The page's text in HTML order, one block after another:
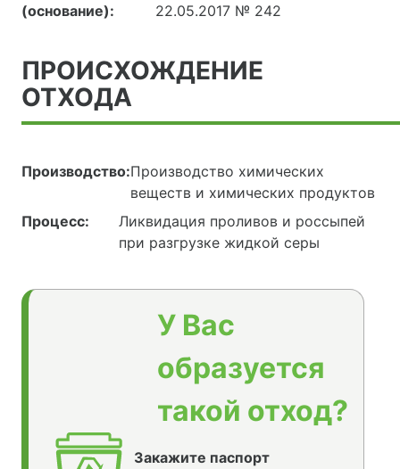
(основание):
22.05.2017 № 242
ПРОИСХОЖДЕНИЕ
ОТХОДА
Производство:Производство химических
веществ и химических продуктов
Процесс:
Ликвидация проливов и россыпей
при разгрузке жидкой серы
У Вас
образуется
такой отход?
Закажите паспорт